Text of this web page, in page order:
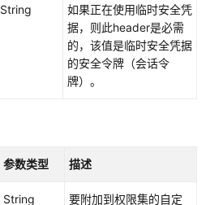
String
如果正在使用临时安全凭
据，则此header是必需
的，该值是临时安全凭据
的安全令牌（会话令
牌）。
参数类型 描述
String
要附加到权限集的自定